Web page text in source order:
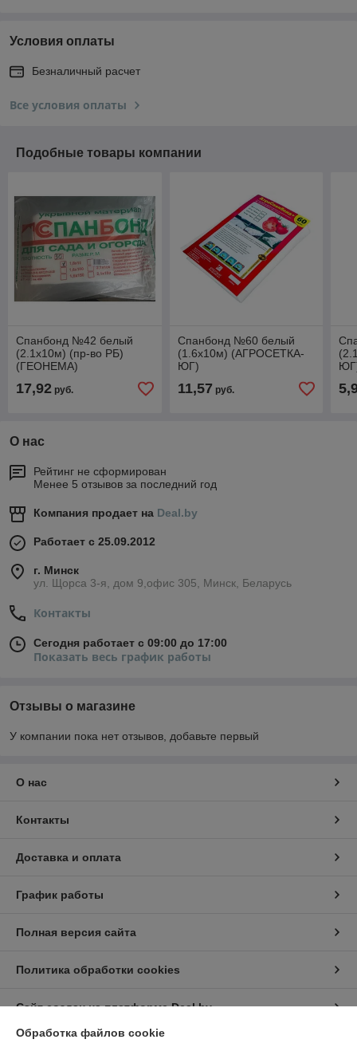
Условия оплаты
Безналичный расчет
Все условия оплаты
Подобные товары компании
Спанбонд №42 белый
(2.1x10м) (пр-во РБ)
(ГЕОНЕМА)
17,92 руб.
Спанбонд №60 белый
(1.6x10м) (АГРОСЕТКА-
ЮГ)
11,57 руб.
О нас
Рейтинг не сформирован
Менее 5 отзывов за последний год
Компания продает на Deal.by
Работает с 25.09.2012
г. Минск
ул. Щорса 3-я, дом 9,офис 305, Минск, Беларусь
Контакты
Сегодня работает с 09:00 до 17:00
Показать весь график работы
Отзывы о магазине
У компании пока нет отзывов, добавьте первый
О нас
Контакты
Доставка и оплата
График работы
Полная версия сайта
Политика обработки cookies
Сайт создан на платформе Deal.by
Обработка файлов cookie